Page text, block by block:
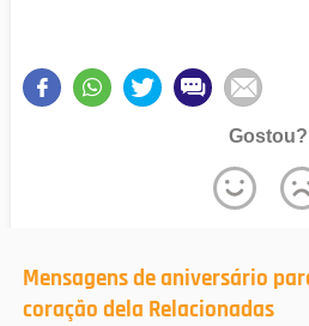
Gostou?
Mensagens de aniversário
coração dela Relacionadas